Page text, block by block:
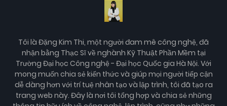
Tôi là Đặng Kim Thi, một người đam mê công nghệ, đã
nhận bằng Thạc Sĩ về nghành Kỹ Thuật Phần Mềm tại
Trường Đại học Công nghệ - Đại học Quốc gia Hà Nội. Với
mong muốn chia sẻ kiến thức và giúp mọi người tiếp cận
dễ dàng hơn với trí tuệ nhân tạo và lập trình, tôi đã tạo ra
trang web này. Đây là nơi tôi tổng hợp và chia sẻ những